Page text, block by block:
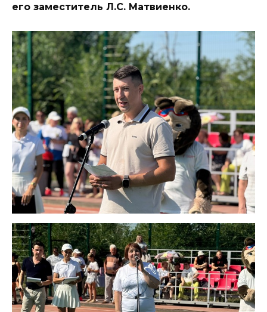
его заместитель Л.С. Матвиенко.